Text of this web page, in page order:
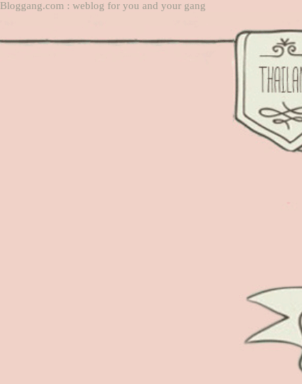
Bloggang.com : weblog for you and your gang